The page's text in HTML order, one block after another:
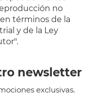
no
términos de la
y de la Ley
newsletter
exclusivas.